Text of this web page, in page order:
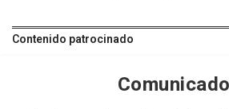
Contenido patrocinado